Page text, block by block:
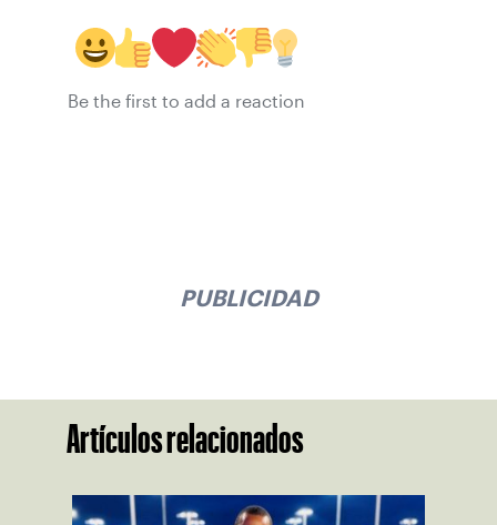
Be the first to add a reaction
PUBLICIDAD
Artículos relacionados